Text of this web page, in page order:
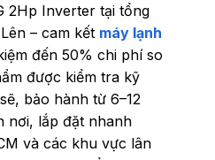
2Hp Inverter tại tổng
– cam kết máy lạnh
đến 50% chi phí so
được kiểm tra kỹ
bảo hành từ 6–12
nơi, lắp đặt nhanh
và các khu vực lân